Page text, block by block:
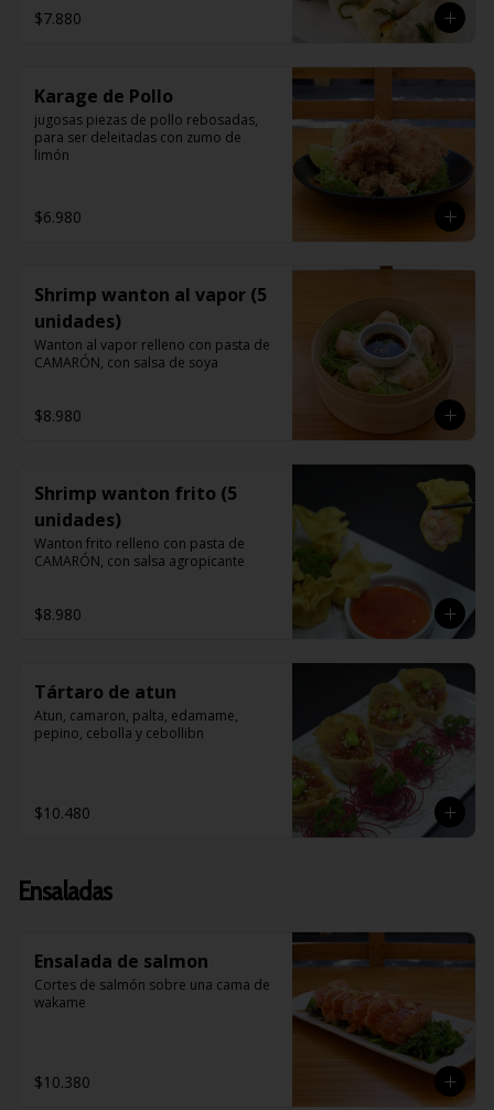
$7.880
Karage de Pollo
jugosas piezas de pollo rebosadas,
para ser deleitadas con zumo de
limón
$6.980
Shrimp wanton al vapor (5
unidades)
Wanton al vapor relleno con pasta de
CAMARÓN, con salsa de soya
$8.980
Shrimp wanton frito (5
unidades)
Wanton frito relleno con pasta de
CAMARÓN, con salsa agropicante
$8.980
Tártaro de atun
Atun, camaron, palta, edamame,
pepino, cebolla y cebollibn
$10.480
Ensaladas
Ensalada de salmon
Cortes de salmón sobre una cama de
wakame
$10.380